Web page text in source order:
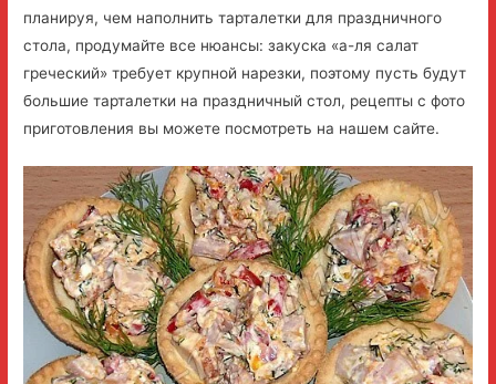
планируя, чем наполнить тарталетки для праздничного
стола, продумайте все нюансы: закуска «а-ля салат
греческий» требует крупной нарезки, поэтому пусть будут
большие тарталетки на праздничный стол, рецепты с фото
приготовления вы можете посмотреть на нашем сайте.